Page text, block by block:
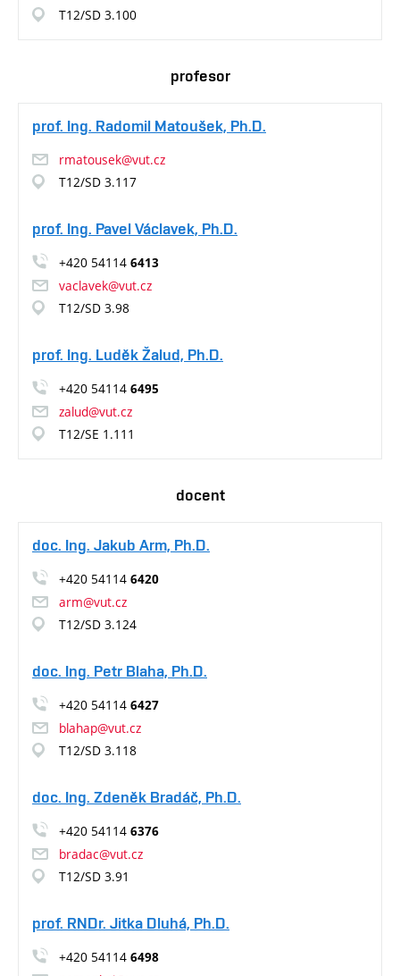
T12/SD 3.100
profesor
prof. Ing. Radomil Matoušek, Ph.D.
rmatousek@vut.cz
T12/SD 3.117
prof. Ing. Pavel Václavek, Ph.D.
+420 54114 6413
vaclavek@vut.cz
T12/SD 3.98
prof. Ing. Luděk Žalud, Ph.D.
+420 54114 6495
zalud@vut.cz
T12/SE 1.111
docent
doc. Ing. Jakub Arm, Ph.D.
+420 54114 6420
arm@vut.cz
T12/SD 3.124
doc. Ing. Petr Blaha, Ph.D.
+420 54114 6427
blahap@vut.cz
T12/SD 3.118
doc. Ing. Zdeněk Bradáč, Ph.D.
+420 54114 6376
bradac@vut.cz
T12/SD 3.91
prof. RNDr. Jitka Dluhá, Ph.D.
+420 54114 6498